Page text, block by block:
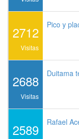
2712
Visitas
Pico y
2688
Visitas
Duitama
2589 Rafael